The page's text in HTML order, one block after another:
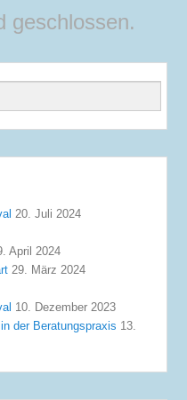
geschlossen.
20. Juli 2024
April 2024
29. März 2024
10. Dezember 2023
der Beratungspraxis 13.